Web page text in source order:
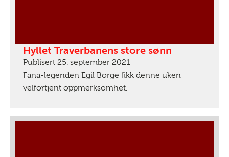
Hyllet Traverbanens store sønn
Publisert 25. september 2021
Fana-legenden Egil Borge fikk denne uken
velfortjent oppmerksomhet.